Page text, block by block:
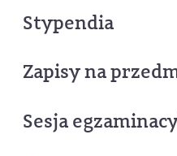
Stypendia
Zapisy na
Sesja